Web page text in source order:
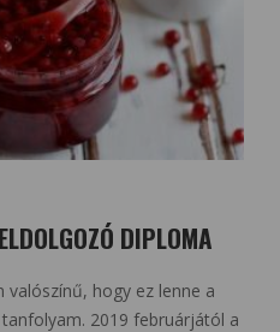
DIPLOMA
valószínű, hogy ez lenne a
2019 februárjától a